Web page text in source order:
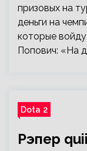
призовых на
деньги на
которые
Попович: «На
Dota 2
Рэпер